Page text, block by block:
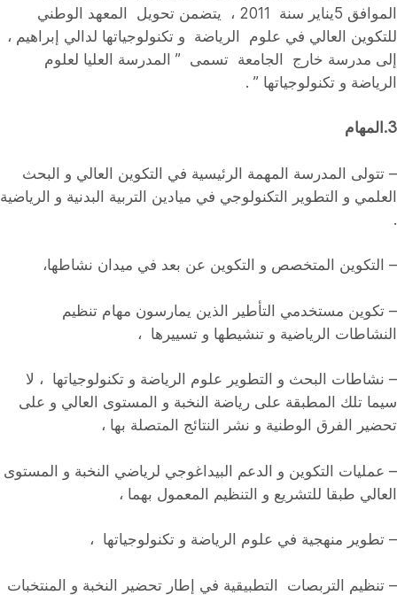
الموافق 5يناير سنة 2011 ، يتضمن تحويل المعهد الوطني
للتكوين العالي في علوم الرياضة و تكنولوجياتها لدالي إبراهيم ،
إلى مدرسة خارج الجامعة تسمى ” المدرسة العليا لعلوم
الرياضة و تكنولوجياتها ” .
3.المهام
– تتولى المدرسة المهمة الرئيسية في التكوين العالي و البحث
العلمي و التطوير التكنولوجي في ميادين التربية البدنية و الرياضية
.
– التكوين المتخصص و التكوين عن بعد في ميدان نشاطها،
– تكوين مستخدمي التأطير الذين يمارسون مهام تنظيم
النشاطات الرياضية و تنشيطها و تسييرها ،
– نشاطات البحث و التطوير علوم الرياضة و تكنولوجياتها ، لا
سيما تلك المطبقة على رياضة النخبة و المستوى العالي و على
تحضير الفرق الوطنية و نشر النتائج المتصلة بها ،
– عمليات التكوين و الدعم البيداغوجي لرياضي النخبة و المستوى
العالي طبقا للتشريع و التنظيم المعمول بهما ،
– تطوير منهجية في علوم الرياضة و تكنولوجياتها ،
– تنظيم التربصات التطبيقية في إطار تحضير النخبة و المنتخبات